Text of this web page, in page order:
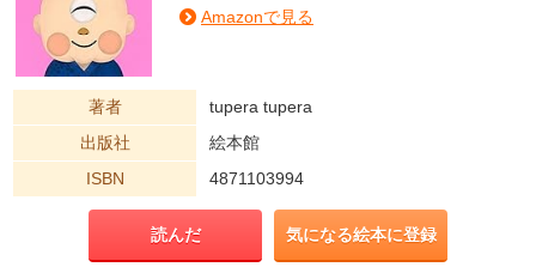
Amazonで見る
著者
tupera tupera
出版社
絵本館
ISBN
4871103994
読んだ 気になる絵本に登録